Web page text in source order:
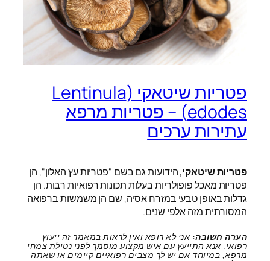
פטריות שיטאקי (Lentinula
edodes) – פטריות מרפא
עתירות ערכים
פטריות שיטאקי, הידועות גם בשם "פטריות עץ האלון", הן
פטריות מאכל פופולריות בעלות תכונות רפואיות רבות. הן
גדלות באופן טבעי במזרח אסיה, שם הן משמשות ברפואה
המסורתית מזה אלפי שנים.
הערה חשובה: אני לא רופא ואין לראות במאמר זה ייעוץ
רפואי. אנא התייעץ עם איש מקצוע מוסמך לפני נטילת צמחי
מרפא, במיוחד אם יש לך מצבים רפואיים קיימים או שאתה